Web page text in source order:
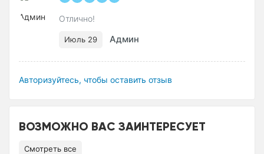
Отлично!
Июль 29 Админ
Авторизуйтесь, чтобы оставить отзыв
ВОЗМОЖНО ВАС ЗАИНТЕРЕСУЕТ
Смотреть все